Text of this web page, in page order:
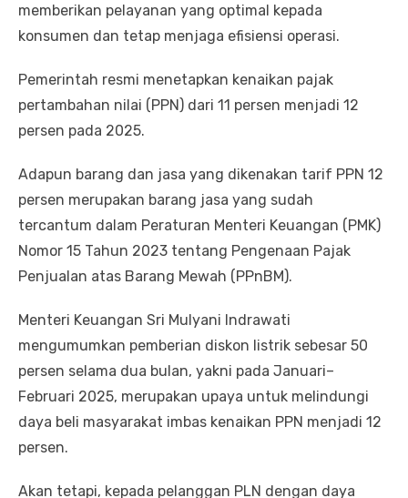
memberikan pelayanan yang optimal kepada
konsumen dan tetap menjaga efisiensi operasi.
Pemerintah resmi menetapkan kenaikan pajak
pertambahan nilai (PPN) dari 11 persen menjadi 12
persen pada 2025.
Adapun barang dan jasa yang dikenakan tarif PPN 12
persen merupakan barang jasa yang sudah
tercantum dalam Peraturan Menteri Keuangan (PMK)
Nomor 15 Tahun 2023 tentang Pengenaan Pajak
Penjualan atas Barang Mewah (PPnBM).
Menteri Keuangan Sri Mulyani Indrawati
mengumumkan pemberian diskon listrik sebesar 50
persen selama dua bulan, yakni pada Januari–
Februari 2025, merupakan upaya untuk melindungi
daya beli masyarakat imbas kenaikan PPN menjadi 12
persen.
Akan tetapi, kepada pelanggan PLN dengan daya